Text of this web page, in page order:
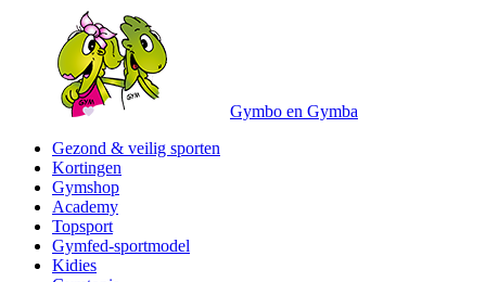
Gymbo en Gymba
Gezond & veilig sporten
Kortingen
Gymshop
Academy
Topsport
Gymfed-sportmodel
Kidies